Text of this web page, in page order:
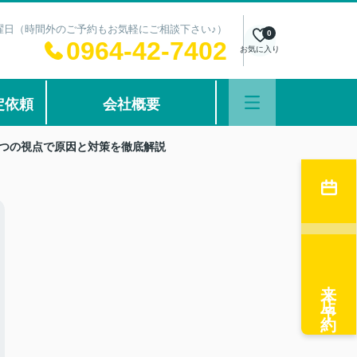
（時間外のご予約もお気軽にご相談下さい♪）
0964-42-7402 お気に入り
0
依頼 会社概要
の視点で原因と対策を徹底解説
来店予約